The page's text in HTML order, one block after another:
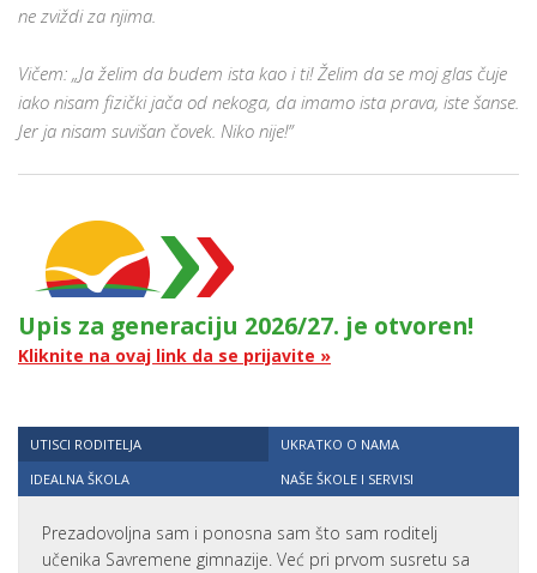
ne zviždi za njima.
Vičem: „Ja želim da budem ista kao i ti! Želim da se moj glas čuje
iako nisam fizički jača od nekoga, da imamo ista prava, iste šanse.
Jer ja nisam suvišan čovek. Niko nije!”
Upis za generaciju 2026/27. je otvoren!
Kliknite na ovaj link da se prijavite »
UTISCI RODITELJA
UKRATKO O NAMA
IDEALNA ŠKOLA
NAŠE ŠKOLE I SERVISI
Prezadovoljna sam i ponosna sam što sam roditelj
učenika Savremene gimnazije. Već pri prvom susretu sa